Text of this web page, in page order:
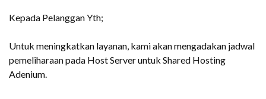
Kepada Pelanggan Yth;
Untuk meningkatkan layanan, kami akan mengadakan jadwal
pemeliharaan pada Host Server untuk Shared Hosting
Adenium.